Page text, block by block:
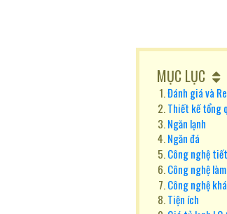
MỤC LỤC
Đánh giá và
Thiết kế tổng
Ngăn lạnh
Ngăn đá
Công nghệ
Công nghệ
Công nghệ
Tiện ích